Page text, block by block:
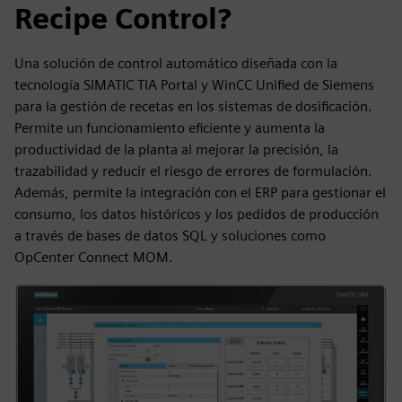
Recipe Control?
Una solución de control automático diseñada con la
tecnología SIMATIC TIA Portal y WinCC Unified de Siemens
para la gestión de recetas en los sistemas de dosificación.
Permite un funcionamiento eficiente y aumenta la
productividad de la planta al mejorar la precisión, la
trazabilidad y reducir el riesgo de errores de formulación.
Además, permite la integración con el ERP para gestionar el
consumo, los datos históricos y los pedidos de producción
a través de bases de datos SQL y soluciones como
OpCenter Connect MOM.